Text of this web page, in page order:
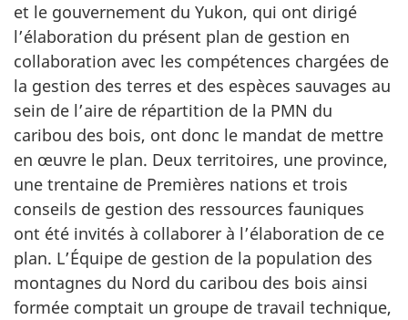
et le gouvernement du Yukon, qui ont dirigé
l’élaboration du présent plan de gestion en
collaboration avec les compétences chargées de
la gestion des terres et des espèces sauvages au
sein de l’aire de répartition de la PMN du
caribou des bois, ont donc le mandat de mettre
en œuvre le plan. Deux territoires, une province,
une trentaine de Premières nations et trois
conseils de gestion des ressources fauniques
ont été invités à collaborer à l’élaboration de ce
plan. L’Équipe de gestion de la population des
montagnes du Nord du caribou des bois ainsi
formée comptait un groupe de travail technique,